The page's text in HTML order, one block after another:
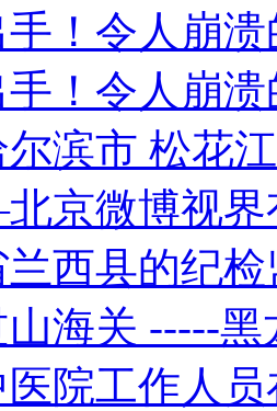
！令人崩溃
！令人崩溃
滨市 松花
京微博视界
西县的纪
海关 -----黑
院工作人